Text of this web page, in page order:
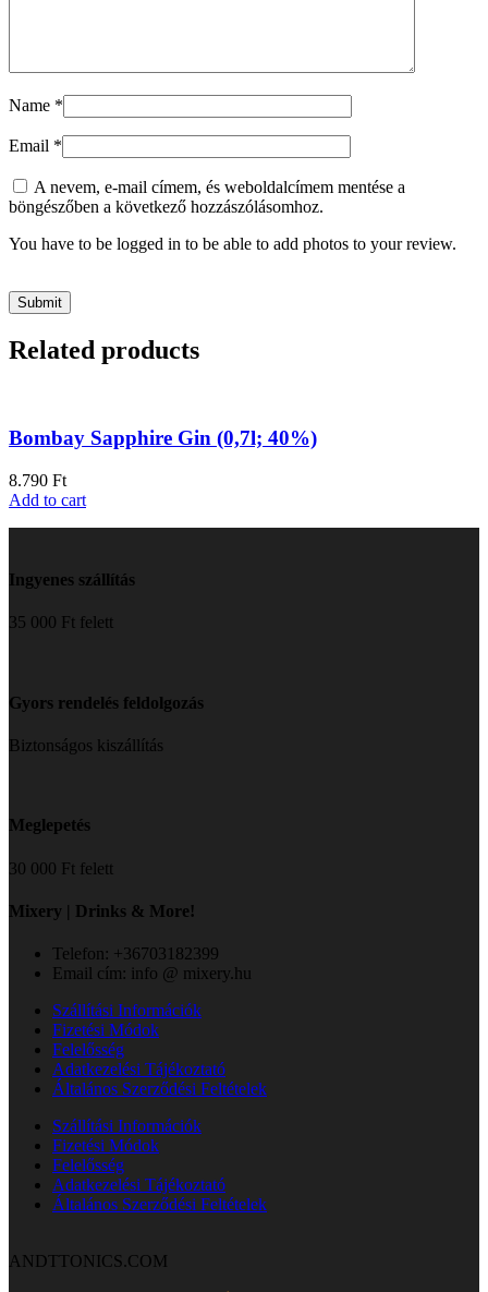
Name *
Email *
A nevem, e-mail címem, és weboldalcímem mentése a
böngészőben a következő hozzászólásomhoz.
You have to be logged in to be able to add photos to your review.
Related products
Bombay Sapphire Gin (0,7l; 40%)
8.790 Ft
Add to cart
Ingyenes szállítás
35 000 Ft felett
Gyors rendelés feldolgozás
Biztonságos kiszállítás
Meglepetés
30 000 Ft felett
Mixery | Drinks & More!
Telefon: +36703182399
Email cím: info @ mixery.hu
Szállítási Információk
Fizetési Módok
Felelősség
Adatkezelési Tájékoztató
Általános Szerződési Feltételek
Szállítási Információk
Fizetési Módok
Felelősség
Adatkezelési Tájékoztató
Általános Szerződési Feltételek
ANDTTONICS.COM